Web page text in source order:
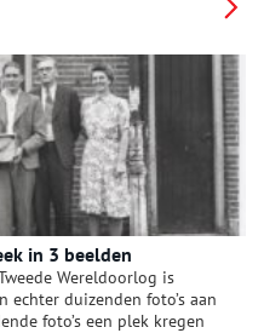
zijn de meeste publicaties
bewaard gebleven. Het
collectie van deze kleding.
in 3 beelden
Wereldoorlog is
echter duizenden foto’s aan
foto’s een plek kregen